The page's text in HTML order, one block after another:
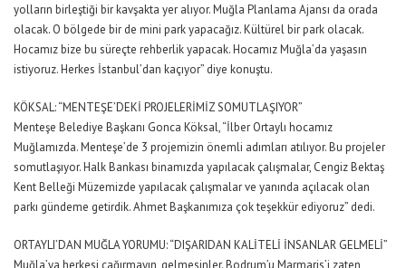
yolların birleştiği bir kavşakta yer alıyor. Muğla Planlama Ajansı da orada
olacak. O bölgede bir de mini park yapacağız. Kültürel bir park olacak.
Hocamız bize bu süreçte rehberlik yapacak. Hocamız Muğla’da yaşasın
istiyoruz. Herkes İstanbul’dan kaçıyor” diye konuştu.
KÖKSAL: “MENTEŞE’DEKİ PROJELERİMİZ SOMUTLAŞIYOR”
Menteşe Belediye Başkanı Gonca Köksal, “İlber Ortaylı hocamız
Muğlamızda. Menteşe’de 3 projemizin önemli adımları atılıyor. Bu projeler
somutlaşıyor. Halk Bankası binamızda yapılacak çalışmalar, Cengiz Bektaş
Kent Belleği Müzemizde yapılacak çalışmalar ve yanında açılacak olan
parkı gündeme getirdik. Ahmet Başkanımıza çok teşekkür ediyoruz” dedi.
ORTAYLI’DAN MUĞLA YORUMU: “DIŞARIDAN KALİTELİ İNSANLAR GELMELİ”
Muğla’ya herkesi çağırmayın, gelmesinler. Bodrum’u Marmaris’i zaten